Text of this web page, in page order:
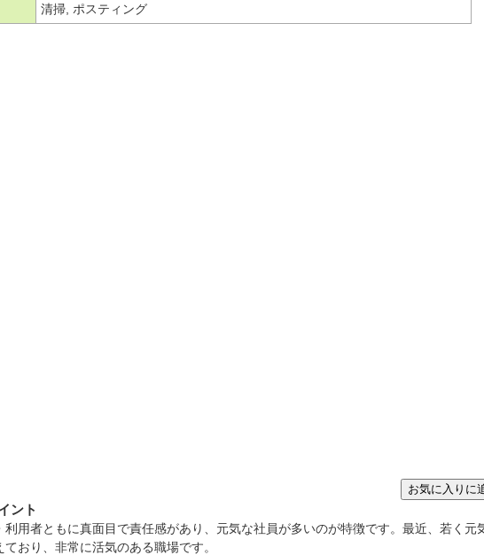
清掃, ポスティング
ント
利用者ともに真面目で責任感があり、元気な社員が多いのが特徴です。最近、若く元
おり、非常に活気のある職場です。